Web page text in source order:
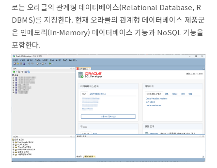
로는 오라클의 관계형 데이터베이스(Relational Database, R
DBMS)를 지칭한다. 현재 오라클의 관계형 데이터베이스 제품군
은 인메모리(In-Memory) 데이터베이스 기능과 NoSQL 기능을
포함한다.